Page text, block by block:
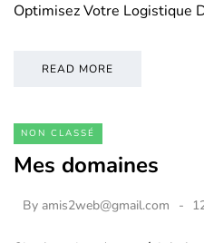
Optimisez Votre Logistique
READ MORE
NON CLASSÉ
Mes domaines
By amis2web@gmail.com